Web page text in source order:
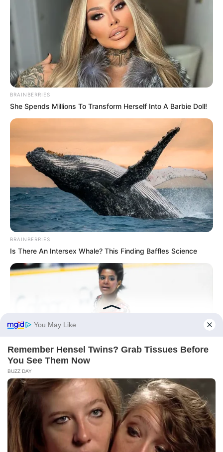
BRAINBERRIES
She Spends Millions To Transform Herself Into A Barbie Doll!
BRAINBERRIES
Is There An Intersex Whale? This Finding Baffles Science
BRAINBERRIES
Watch The Most Jaw‑Dropping Figure Skating Moments
BRAINBERRIES
The Insane True Stories Behind Cameron's Biggest Films